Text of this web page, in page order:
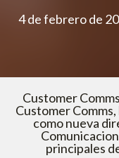
4 de febrero de
Customer
Customer
como nueva
principales